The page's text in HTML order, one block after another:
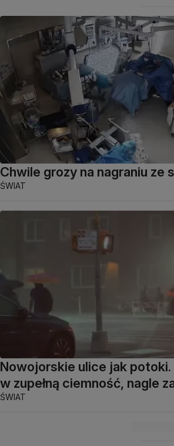
Chwile grozy na nagraniu ze
ŚWIAT
Nowojorskie ulice jak potoki.
w zupełną ciemność, nagle
ŚWIAT